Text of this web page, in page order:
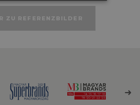
ZU REFERENZBILDER